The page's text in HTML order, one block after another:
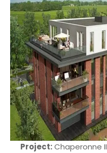
Project:Chaperonne II